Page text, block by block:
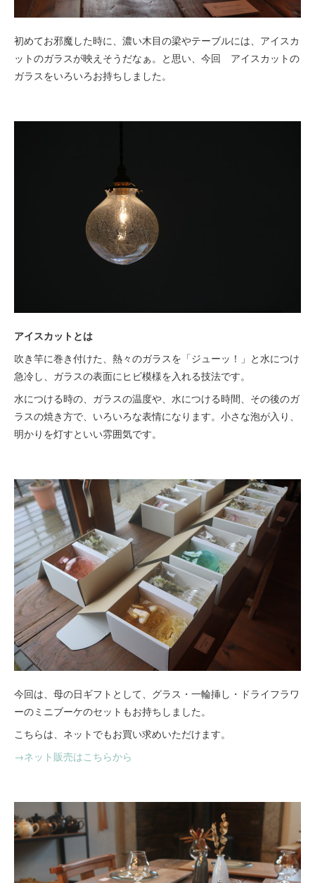
初めてお邪魔した時に、濃い木目の梁やテーブルには、アイスカ
ットのガラスが映えそうだなぁ。と思い、今回 アイスカットの
ガラスをいろいろお持ちしました。
アイスカットとは
吹き竿に巻き付けた、熱々のガラスを「ジューッ！」と水につけ
急冷し、ガラスの表面にヒビ模様を入れる技法です。
水につける時の、ガラスの温度や、水につける時間、その後のガ
ラスの焼き方で、いろいろな表情になります。小さな泡が入り、
明かりを灯すといい雰囲気です。
今回は、母の日ギフトとして、グラス・一輪挿し・ドライフラワ
ーのミニブーケのセットもお持ちしました。
こちらは、ネットでもお買い求めいただけます。
→ネット販売はこちらから